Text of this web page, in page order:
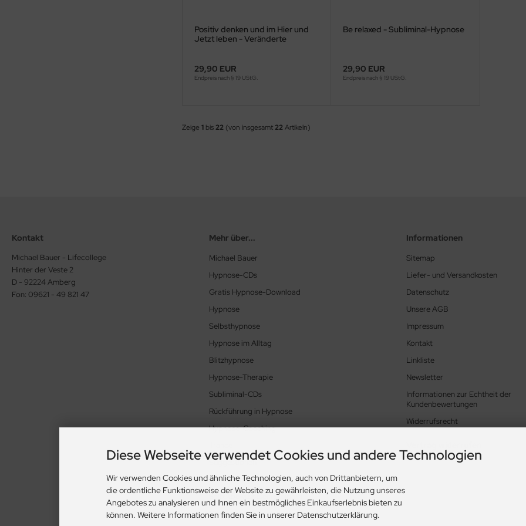
Positiv denken und im Hier und
Jetzt leben - Veränderte
29,90 EUR
Endpreis nach § 19 UStG.
Be relaxed - Subliminal-Hypnose
29,90 EUR
Endpreis nach § 19 UStG.
Zeige 1 bis22 (von insgesamt22Artikeln)
Kontakt
Michael Bauer - Lifecollege
Hinter der Veste 2
D - 92224 Amberg
Fon: 09621 - 49 821 47
Mehr über...
Michael Bauer
Hypnose-CDs
Gratis Hypnose-Download
Hypnose
Selbsthypnose
Hypnose im Alltag
Blitzhypnose
Hypnose-Therapie
Subliminal-CDs
Rückführung in Hypnose
Hypnose-Coaching
Suggestionen
Abnehmen mit Hypnose
Selbstbewusstsein steigern
Cookie Einstellungen
Informationen
Sitemap
Liefer- und Versandkosten
Datenschutz
Unsere AGB
Impressum
Kontakt
Linkliste
Newsletter
Informationen zur Echtheit der
Kundenbewertungen
Widerrufsrecht
Diese Webseite verwendet Cookies und andere Technologien
Wir verwenden Cookies und ähnliche Technologien, auch von Drittanbietern, um
die ordentliche Funktionsweise der Website zu gewährleisten, die Nutzung unseres
Angebotes zu analysieren und Ihnen ein bestmögliches Einkaufserlebnis bieten zu
können. Weitere Informationen finden Sie in unserer Datenschutzerklärung.